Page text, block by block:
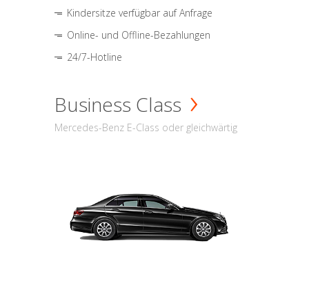
Kindersitze verfügbar auf Anfrage
Online- und Offline-Bezahlungen
24/7-Hotline
Business Class
Mercedes-Benz E-Class oder gleichwärtig